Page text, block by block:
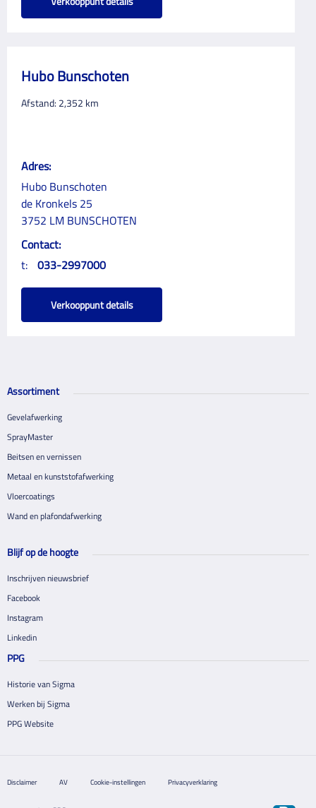
Hubo Bunschoten
Afstand: 2,352 km
Adres:
Hubo Bunschoten
de Kronkels 25
3752 LM BUNSCHOTEN
Contact:
t: 033-2997000
Verkooppunt details
Assortiment
Gevelafwerking
SprayMaster
Beitsen en vernissen
Metaal en kunststofafwerking
Vloercoatings
Wand en plafondafwerking
Blijf op de hoogte
Inschrijven nieuwsbrief
Facebook
Instagram
Linkedin
PPG
Historie van Sigma
Werken bij Sigma
PPG Website
Disclaimer AV Cookie-instellingen Privacyverklaring